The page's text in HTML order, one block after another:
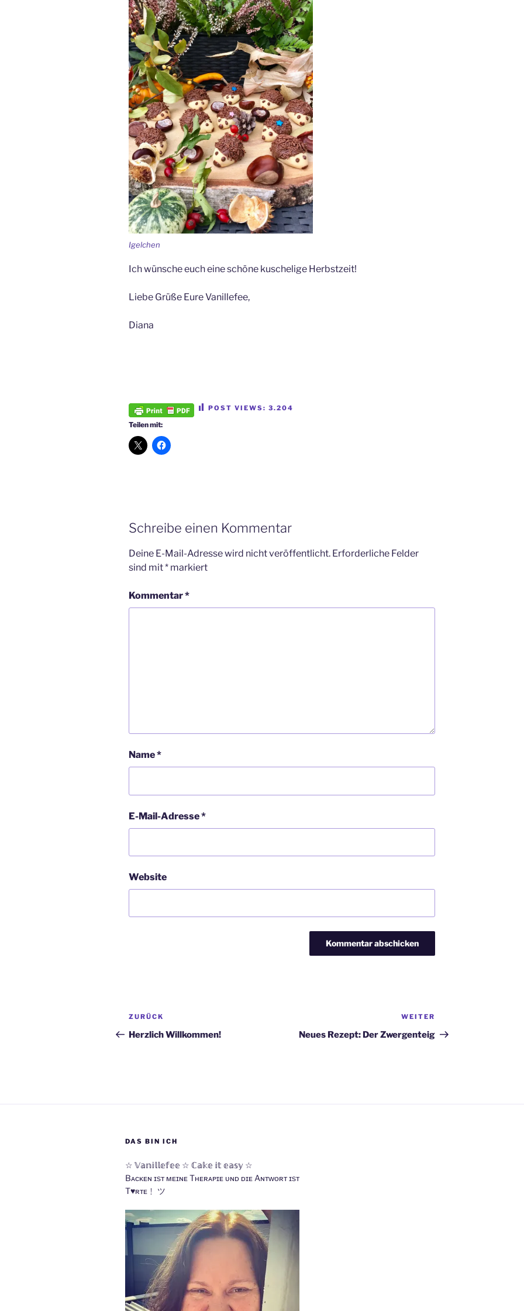
Igelchen
Ich wünsche euch eine schöne kuschelige Herbstzeit!
Liebe Grüße Eure Vanillefee,
Diana
POST VIEWS: 3.204
Teilen mit:
Schreibe einen Kommentar
Deine E-Mail-Adresse wird nicht veröffentlicht. Erforderliche Felder
sind mit* markiert
Kommentar*
Name*
E-Mail-Adresse*
Website
Beitragsnavigation
Vorheriger
Beitrag
ZURÜCK
Herzlich Willkommen!
Beitrag
WEITER
Neues Rezept: Der Zwergenteig
DAS BIN ICH
☆ 𝕍𝕒𝕟𝕚𝕝𝕝𝕖𝕗𝕖𝕖 ☆ ℂ𝕒𝕜𝕖 𝕚𝕥 𝕖𝕒𝕤𝕪 ☆
Bᴀᴄᴋᴇɴ ɪsᴛ ᴍᴇɪɴᴇ Tʜᴇʀᴀᴘɪᴇ ᴜɴᴅ ᴅɪᴇ Aɴᴛᴡᴏʀᴛ ɪsᴛ
T♥ʀᴛᴇ﹗ ツ